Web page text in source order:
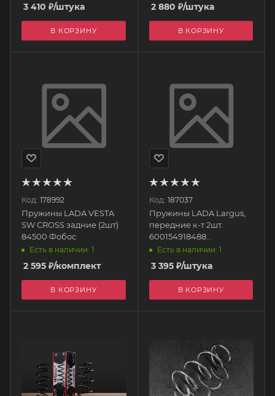
3 410 ₽/штука
В КОРЗИНУ
2 880 ₽/штука
В КОРЗИНУ
Код: 178992
Пружины LADA VESTA
SW CROSS задние (2шт)
84500 Фобос
Есть в наличии: 1
2 595 ₽/комплект
В КОРЗИНУ
Код: 187037
Пружины LADA Largus,
передние к-т 2шт.
600154918488
Avtostandart
Есть в наличии: 1
3 395₽/штука
В КОРЗИНУ